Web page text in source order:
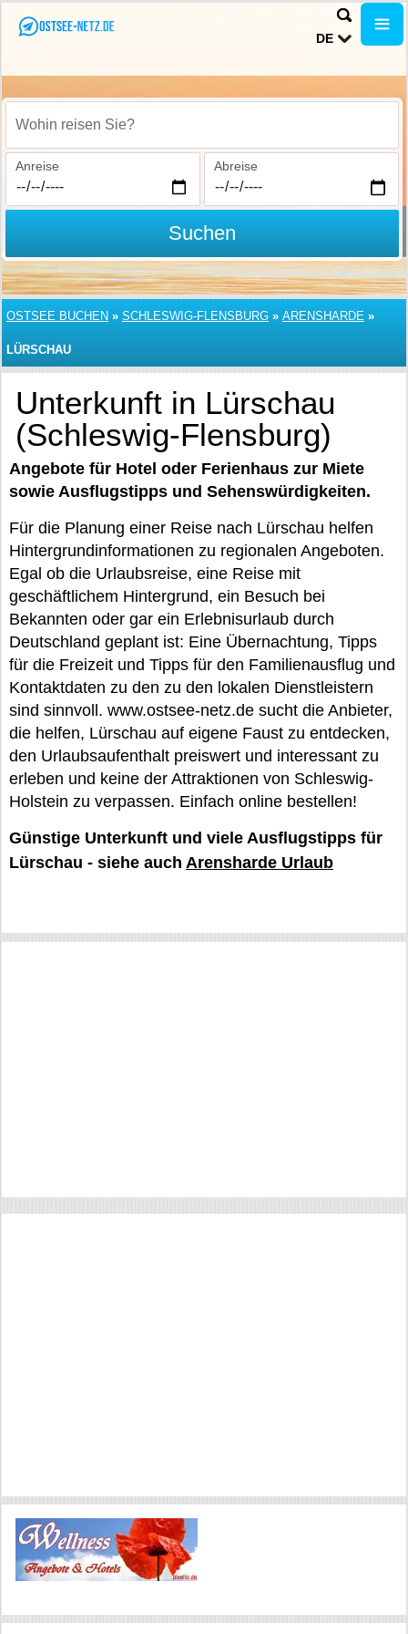
DE
Wohin reisen Sie?
Anreise Abreise
Suchen
OSTSEE BUCHEN » SCHLESWIG-FLENSBURG » ARENSHARDE »
LÜRSCHAU
Unterkunft in Lürschau
(Schleswig-Flensburg)
Angebote für Hotel oder Ferienhaus zur Miete
sowie Ausflugstipps und Sehenswürdigkeiten.
Für die Planung einer Reise nach Lürschau helfen
Hintergrundinformationen zu regionalen Angeboten.
Egal ob die Urlaubsreise, eine Reise mit
geschäftlichem Hintergrund, ein Besuch bei
Bekannten oder gar ein Erlebnisurlaub durch
Deutschland geplant ist: Eine Übernachtung, Tipps
für die Freizeit und Tipps für den Familienausflug und
Kontaktdaten zu den zu den lokalen Dienstleistern
sind sinnvoll. www.ostsee-netz.de sucht die Anbieter,
die helfen, Lürschau auf eigene Faust zu entdecken,
den Urlaubsaufenthalt preiswert und interessant zu
erleben und keine der Attraktionen von Schleswig-
Holstein zu verpassen. Einfach online bestellen!
Günstige Unterkunft und viele Ausflugstipps für
Lürschau - siehe auch Arensharde Urlaub